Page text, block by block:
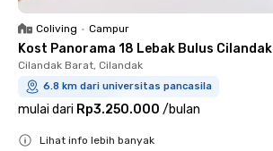
Coliving • Campur
Kost Panorama 18 Lebak Bulus Cilandak
Cilandak Barat, Cilandak
6.8 km dari universitas pancasila
mulai dari Rp3.250.000 /bulan
Lihat info lebih banyak